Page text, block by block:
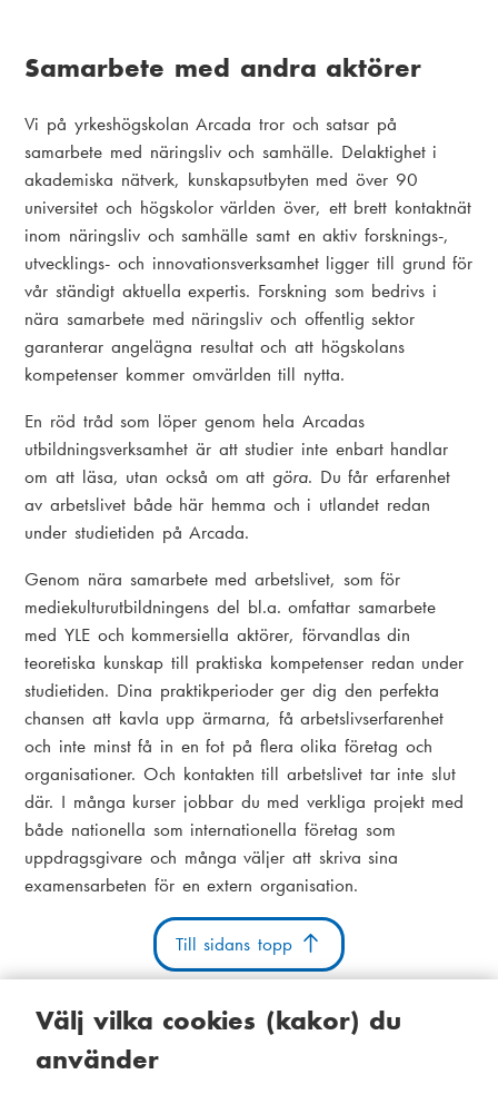
Välj vilka cookies (kakor) du
använder
Samarbete med andra aktörer
Vi på yrkeshögskolan Arcada tror och satsar på
samarbete med näringsliv och samhälle. Delaktighet i
akademiska nätverk, kunskapsutbyten med över 90
universitet och högskolor världen över, ett brett kontaktnät
inom näringsliv och samhälle samt en aktiv forsknings-,
utvecklings- och innovationsverksamhet ligger till grund för
vår ständigt aktuella expertis. Forskning som bedrivs i
nära samarbete med näringsliv och offentlig sektor
garanterar angelägna resultat och att högskolans
kompetenser kommer omvärlden till nytta.
En röd tråd som löper genom hela Arcadas
utbildningsverksamhet är att studier inte enbart handlar
om att läsa, utan också om att göra. Du får erfarenhet
av arbetslivet både här hemma och i utlandet redan
under studietiden på Arcada.
Genom nära samarbete med arbetslivet, som för
mediekulturutbildningens del bl.a. omfattar samarbete
med YLE och kommersiella aktörer, förvandlas din
teoretiska kunskap till praktiska kompetenser redan under
studietiden. Dina praktikperioder ger dig den perfekta
chansen att kavla upp ärmarna, få arbetslivserfarenhet
och inte minst få in en fot på flera olika företag och
organisationer. Och kontakten till arbetslivet tar inte slut
där. I många kurser jobbar du med verkliga projekt med
både nationella som internationella företag som
uppdragsgivare och många väljer att skriva sina
examensarbeten för en extern organisation.
Till sidans topp